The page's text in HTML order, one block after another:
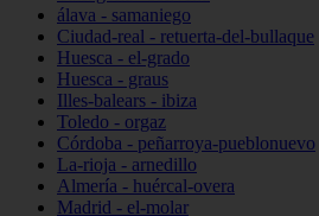
álava - samaniego
Ciudad-real - retuerta-del-bullaque
Huesca - el-grado
Huesca - graus
Illes-balears - ibiza
Toledo - orgaz
Córdoba - peñarroya-pueblonuevo
La-rioja - arnedillo
Almería - huércal-overa
Madrid - el-molar